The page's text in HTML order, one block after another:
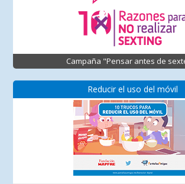
Campaña "Pensar antes de
Reducir el uso del móvil